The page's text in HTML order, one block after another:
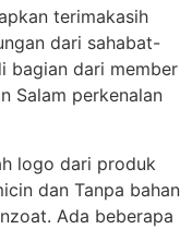
terimakasih
dari sahabat-
bagian dari member
Salam perkenalan
logo dari produk
dan Tanpa bahan
Ada beberapa